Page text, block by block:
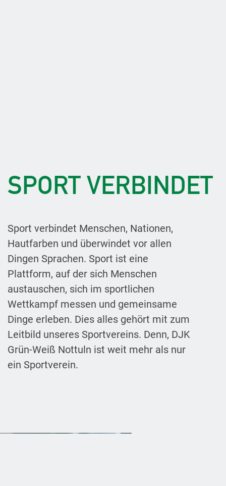
SPORT VERBINDET
Sport verbindet Menschen, Nationen,
Hautfarben und überwindet vor allen
Dingen Sprachen. Sport ist eine
Plattform, auf der sich Menschen
austauschen, sich im sportlichen
Wettkampf messen und gemeinsame
Dinge erleben. Dies alles gehört mit zum
Leitbild unseres Sportvereins. Denn, DJK
Grün-Weiß Nottuln ist weit mehr als nur
ein Sportverein.